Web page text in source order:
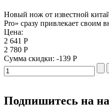
Новый нож от известной
Pro» сразу привлекает своим
Цена:
2 641 Р
2 780 Р
Сумма скидки: -139 Р
Подпишитесь на